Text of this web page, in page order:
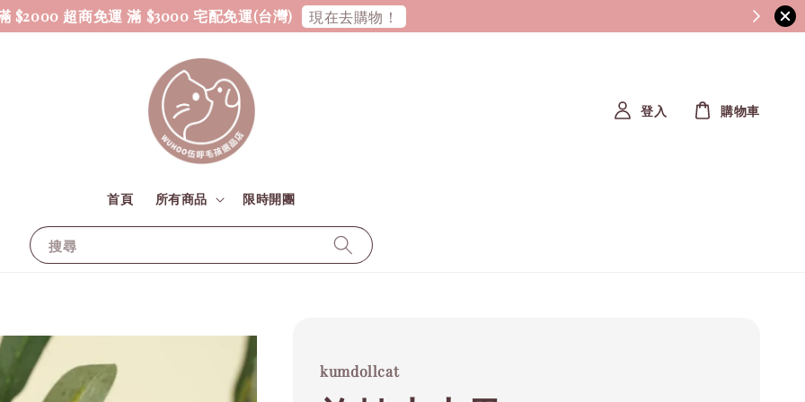
$2000 超商免運 滿 $3000 宅配免運(台灣) 現在去購物！
搜尋
首頁 所有商品 限時開團
登入 購物車
kumdollcat